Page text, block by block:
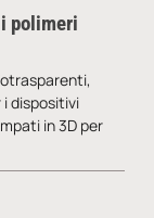
polimeri
dispositivi
in 3D per